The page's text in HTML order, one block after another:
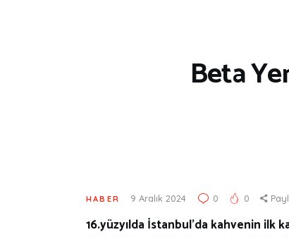
Beta
HABER 9 Aralık 2024 0 0
16.yüzyılda İstanbul’da kahvenin ilk